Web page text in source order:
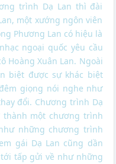
trình Dạ Lan thì đài
một xướng ngôn viên
Phương Lan có hiệu là
ngoại quốc yêu cầu
Hoàng Xuân Lan. Ngoài
biệt được sự khác biệt
giọng nói nghe như
đổi. Chương trình Dạ
thành một chương trình
những chương trình
gái Dạ Lan cũng dần
tấp gửi về như những